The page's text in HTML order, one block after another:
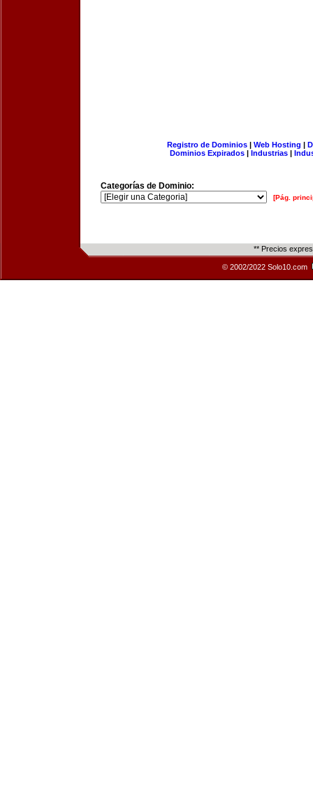
Registro de Dominios| Web Hosting |
Dominios Expirados | Industrias |
Categorías de Dominio:
[Pág.
** Precios
© 2002/2022 Solo10.com